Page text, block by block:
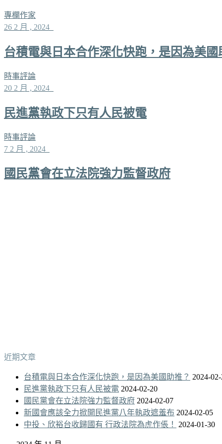
專欄作家
26 2 月 , 2024
台積電與日本合作深化快跑，是因為美國
時事評論
20 2 月 , 2024
民進黨執政下只有人民被電
時事評論
7 2 月 , 2024
國民黨會在立法院強力監督政府
近期文章
台積電與日本合作深化快跑，是因為美國助推？ 2024-
民進黨執政下只有人民被電 2024-02-20
國民黨會在立法院強力監督政府 2024-02-07
新國會應該全力掀開民進黨八年執政遮羞布 2024-02-05
中投、欣裕台收歸國有 行政法院為虎作倀！
2024-01-30